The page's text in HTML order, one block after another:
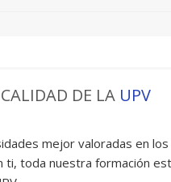
DE LA UPV
mejor valoradas en los
ti, toda nuestra formación